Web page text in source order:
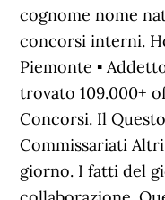
cognome nome
concorsi interni.
Piemonte ▪
trovato 109.000+
Concorsi. Il
Commissariati
giorno. I fatti del